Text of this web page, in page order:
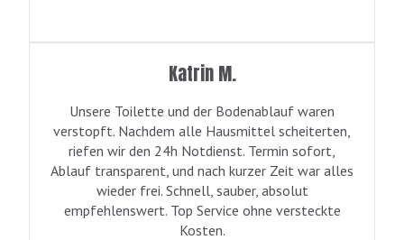
Katrin M.
Unsere Toilette und der Bodenablauf waren
verstopft. Nachdem alle Hausmittel scheiterten,
riefen wir den 24h Notdienst. Termin sofort,
Ablauf transparent, und nach kurzer Zeit war alles
wieder frei. Schnell, sauber, absolut
empfehlenswert. Top Service ohne versteckte
Kosten.